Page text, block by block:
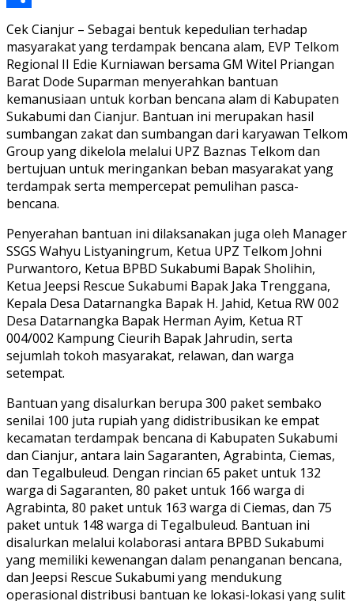
Link
Share
Cek Cianjur – Sebagai bentuk kepedulian terhadap
masyarakat yang terdampak bencana alam, EVP Telkom
Regional II Edie Kurniawan bersama GM Witel Priangan
Barat Dode Suparman menyerahkan bantuan
kemanusiaan untuk korban bencana alam di Kabupaten
Sukabumi dan Cianjur. Bantuan ini merupakan hasil
sumbangan zakat dan sumbangan dari karyawan Telkom
Group yang dikelola melalui UPZ Baznas Telkom dan
bertujuan untuk meringankan beban masyarakat yang
terdampak serta mempercepat pemulihan pasca-
bencana.
Penyerahan bantuan ini dilaksanakan juga oleh Manager
SSGS Wahyu Listyaningrum, Ketua UPZ Telkom Johni
Purwantoro, Ketua BPBD Sukabumi Bapak Sholihin,
Ketua Jeepsi Rescue Sukabumi Bapak Jaka Trenggana,
Kepala Desa Datarnangka Bapak H. Jahid, Ketua RW 002
Desa Datarnangka Bapak Herman Ayim, Ketua RT
004/002 Kampung Cieurih Bapak Jahrudin, serta
sejumlah tokoh masyarakat, relawan, dan warga
setempat.
Bantuan yang disalurkan berupa 300 paket sembako
senilai 100 juta rupiah yang didistribusikan ke empat
kecamatan terdampak bencana di Kabupaten Sukabumi
dan Cianjur, antara lain Sagaranten, Agrabinta, Ciemas,
dan Tegalbuleud. Dengan rincian 65 paket untuk 132
warga di Sagaranten, 80 paket untuk 166 warga di
Agrabinta, 80 paket untuk 163 warga di Ciemas, dan 75
paket untuk 148 warga di Tegalbuleud. Bantuan ini
disalurkan melalui kolaborasi antara BPBD Sukabumi
yang memiliki kewenangan dalam penanganan bencana,
dan Jeepsi Rescue Sukabumi yang mendukung
operasional distribusi bantuan ke lokasi-lokasi yang sulit